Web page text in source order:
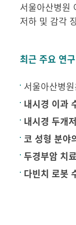
서울아산병원
저하 및 감각
최근 주요 연
서울아산병
내시경 이과
내시경 두개
코 성형 분야
두경부암 치
다빈치 로봇